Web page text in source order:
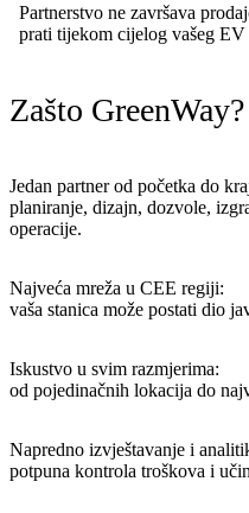
Partnerstvo ne završava
prati tijekom cijelog vašeg EV
Zašto GreenWay?
Jedan partner od početka do
planiranje, dizajn, dozvole,
operacije.
Najveća mreža u CEE regiji:
vaša stanica može postati dio
Iskustvo u svim razmjerima:
od pojedinačnih lokacija do
Napredno izvještavanje i
potpuna kontrola troškova i